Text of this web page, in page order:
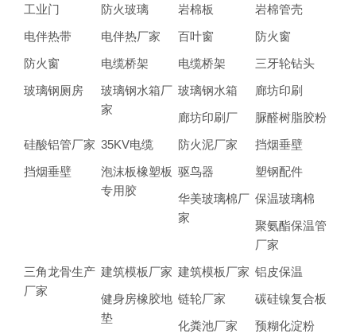
工业门 防火玻璃 岩棉板
岩棉管壳
电伴热带
电伴热厂家 百叶窗
防火窗
防火窗
电缆桥架 电缆桥架
三牙轮钻头
玻璃钢厕房
玻璃钢水箱厂
家
玻璃钢水箱
廊坊印刷
廊坊印刷厂
脲醛树脂胶粉
硅酸铝管厂家 35KV电缆 防火泥厂家
挡烟垂壁
挡烟垂壁
泡沫板橡塑板
专用胶
驱鸟器
塑钢配件
华美玻璃棉厂
家
保温玻璃棉
聚氨酯保温管
厂家
三角龙骨生产
厂家
建筑模板厂家 建筑模板厂家 铝皮保温
健身房橡胶地
垫
链轮厂家
碳硅镍复合板
化粪池厂家
预糊化淀粉